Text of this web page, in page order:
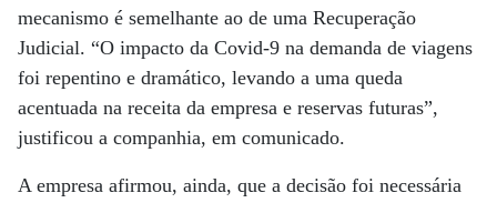
mecanismo é semelhante ao de uma Recuperação
Judicial. “O impacto da Covid-9 na demanda de viagens
foi repentino e dramático, levando a uma queda
acentuada na receita da empresa e reservas futuras”,
justificou a companhia, em comunicado.
A empresa afirmou, ainda, que a decisão foi necessária